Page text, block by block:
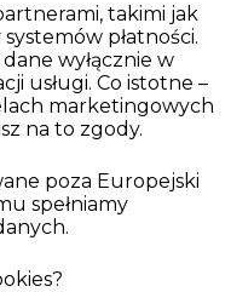
takimi jak
płatności.
wyłącznie w
usługi. Co istotne –
marketingowych
na to zgody.
poza Europejski
spełniamy